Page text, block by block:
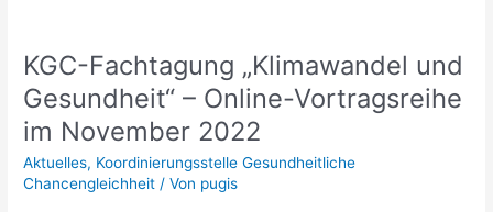
KGC-Fachtagung „Klimawandel und
Gesundheit“ – Online-Vortragsreihe
im November 2022
Aktuelles, Koordinierungsstelle Gesundheitliche
Chancengleichheit / Von pugis
„Klimawandel
und
Gesundheit“
Online-
Vortragsreihe